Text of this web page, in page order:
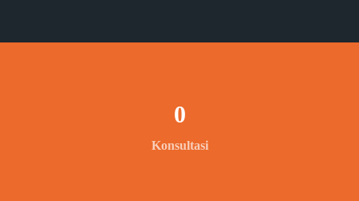
Konsultasi
0